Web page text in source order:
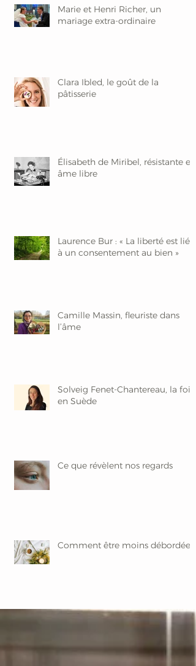
Marie et Henri Richer, un
mariage extra-ordinaire
Clara Ibled, le goût de la
pâtisserie
Élisabeth de Miribel, résistante et
âme libre
Laurence Bur : « La liberté est liée
à un consentement au bien »
Camille Massin, fleuriste dans
l’âme
Solveig Fenet-Chantereau, la foi
en Suède
Ce que révèlent nos regards
Comment être moins débordée ?